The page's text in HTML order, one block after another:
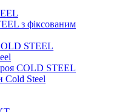
з фіксованим
STEEL
COLD STEEL
Cold Steel